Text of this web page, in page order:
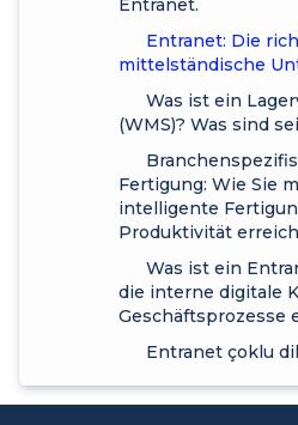
Entranet.
Entranet: Die
mittelständische
Was ist ein
(WMS)? Was sind
Fertigung: Wie Sie
intelligente
Produktivität
Was ist ein
die interne digitale
Geschäftsprozesse
Entranet çoklu